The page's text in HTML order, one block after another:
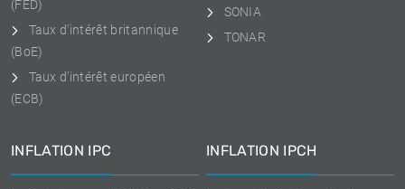
(FED)
Taux d'intérêt britannique
(BoE)
Taux d'intérêt européen
(ECB)
SONIA
TONAR
INFLATION IPC INFLATION IPCH